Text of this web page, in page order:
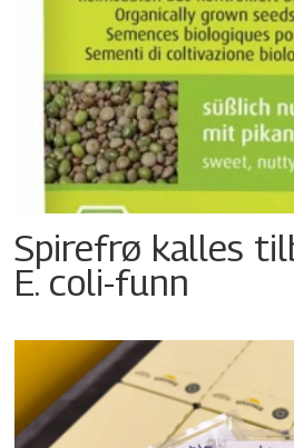
Spirefrø kalles
E. coli-funn